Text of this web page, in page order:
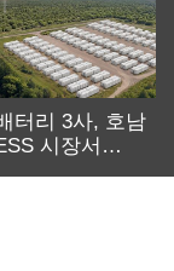
터리 3사, 호남
시장서